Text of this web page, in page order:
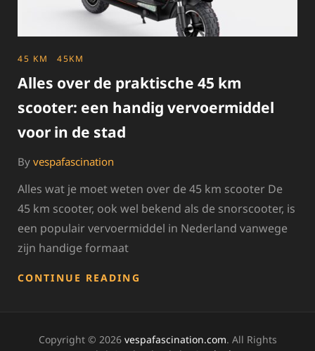
CATEGORIES
45 KM 45KM
Alles over de praktische 45 km
scooter: een handig vervoermiddel
voor in de stad
By vespafascination
Alles wat je moet weten over de 45 km scooter De
45 km scooter, ook wel bekend als de snorscooter, is
een populair vervoermiddel in Nederland vanwege
zijn handige formaat
CONTINUE READING
45
KM
Copyright © 2026 vespafascination.com. All Rights